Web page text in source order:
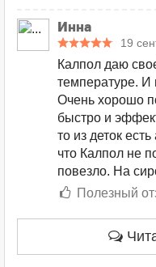
Инна
19
Калпол даю
температуре. И
Очень хорошо
быстро и
то из деток
что Калпол не
повезло. На
Полезный